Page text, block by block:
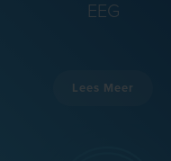
EEG
Lees Meer